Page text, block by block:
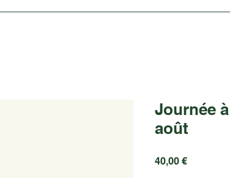
Journée
août
40,00 €Prix